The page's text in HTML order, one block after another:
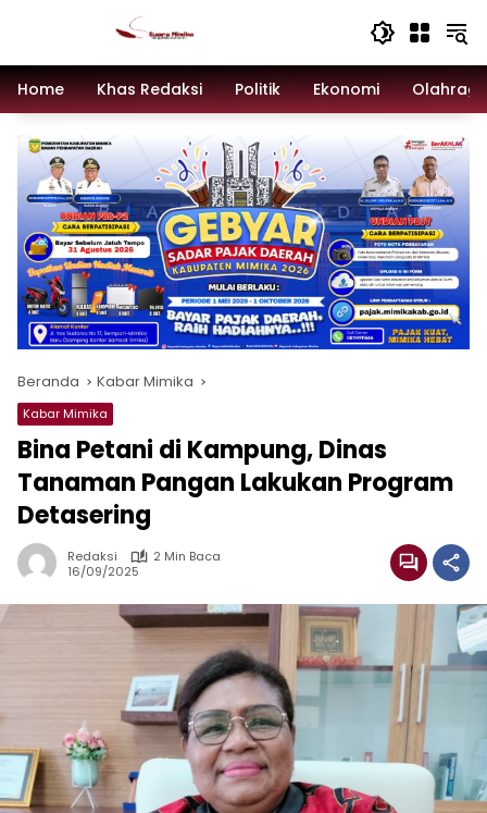
Home
Khas Redaksi Politik Ekonomi
Beranda Kabar Mimika
Kabar Mimika
Bina Petani di Kampung, Dinas
Tanaman Pangan Lakukan Program
Detasering
Redaksi
2 Min Baca
16/09/2025